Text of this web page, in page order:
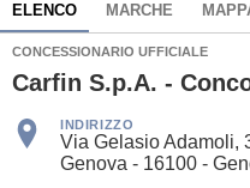
ELENCO MARCHE
CONCESSIONARIO UFFICIALE
Carfin S.p.A. -
INDIRIZZO
Via Gelasio Adamoli,
Genova - 16100 -